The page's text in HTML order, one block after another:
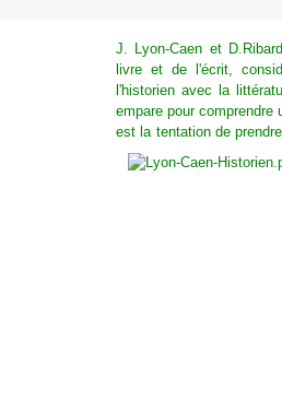
J. Lyon-Caen et
livre et de l'écrit,
l'historien avec la
empare pour comprendre
est la tentation de